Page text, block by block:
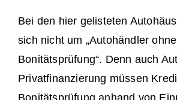
Bei den hier gelisteten
sich nicht um „Autohändler ohne
Bonitätsprüfung“. Denn auch
Privatfinanzierung müssen